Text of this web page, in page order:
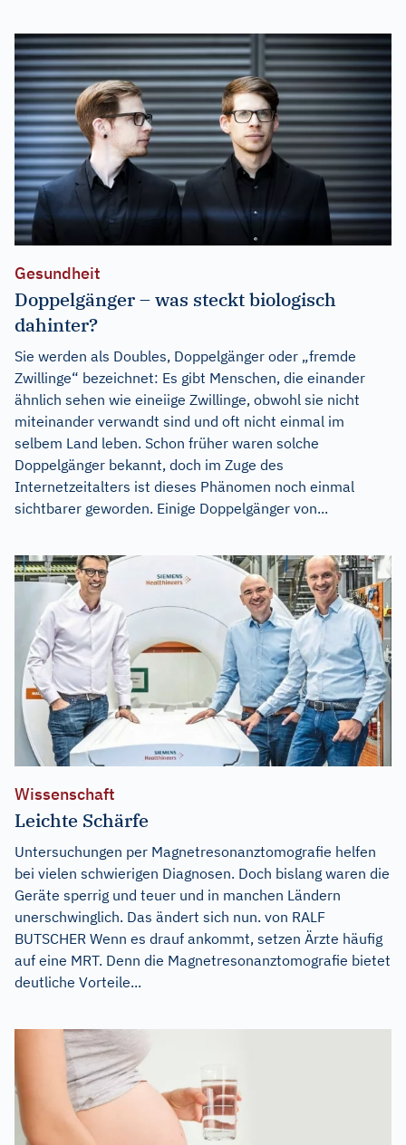
Gesundheit
Doppelgänger – was steckt biologisch
dahinter?
Sie werden als Doubles, Doppelgänger oder „fremde
Zwillinge“ bezeichnet: Es gibt Menschen, die einander
ähnlich sehen wie eineiige Zwillinge, obwohl sie nicht
miteinander verwandt sind und oft nicht einmal im
selbem Land leben. Schon früher waren solche
Doppelgänger bekannt, doch im Zuge des
Internetzeitalters ist dieses Phänomen noch einmal
sichtbarer geworden. Einige Doppelgänger von...
Wissenschaft
Leichte Schärfe
Untersuchungen per Magnetresonanztomografie helfen
bei vielen schwierigen Diagnosen. Doch bislang waren die
Geräte sperrig und teuer und in manchen Ländern
unerschwinglich. Das ändert sich nun. von RALF
BUTSCHER Wenn es drauf ankommt, setzen Ärzte häufig
auf eine MRT. Denn die Magnetresonanztomografie bietet
deutliche Vorteile...